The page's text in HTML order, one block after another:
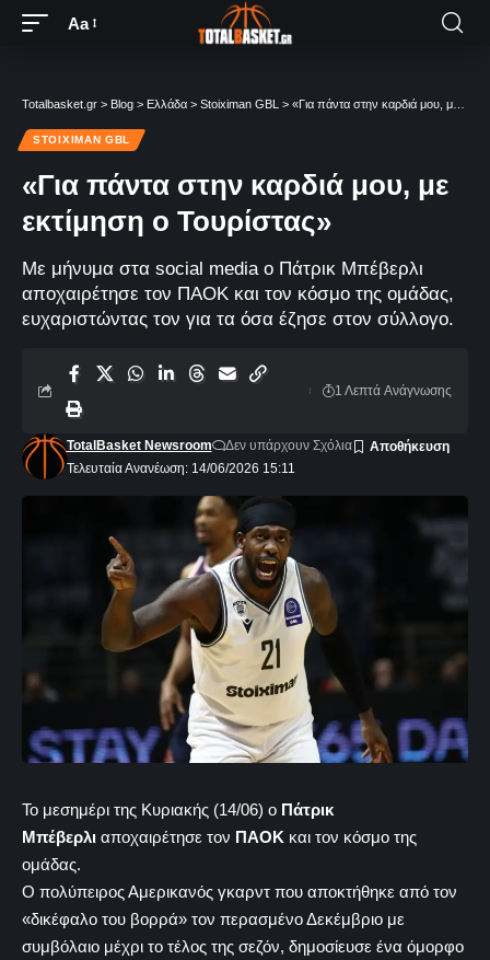
Aa
Totalbasket.gr > Blog > Ελλάδα > Stoiximan GBL > «Για πάντα στην καρδιά μου, με εκτίμηση ο Τουρίστας»
STOIXIMAN GBL
«Για πάντα στην καρδιά μου, με
εκτίμηση ο Τουρίστας»
Με μήνυμα στα social media ο Πάτρικ Μπέβερλι
αποχαιρέτησε τον ΠΑΟΚ και τον κόσμο της ομάδας,
ευχαριστώντας τον για τα όσα έζησε στον σύλλογο.
Τελευταία Ανανέωση: 14/06/2026 15:11
TotalBasket Newsroom Δεν υπάρχουν Σχόλια
1 Λεπτά Aνάγνωσης
Το μεσημέρι της Κυριακής (14/06) ο Πάτρικ
Μπέβερλι αποχαιρέτησε τον ΠΑΟΚ και τον κόσμο της
ομάδας.
Ο πολύπειρος Αμερικανός γκαρντ που αποκτήθηκε από τον
«δικέφαλο του βορρά» τον περασμένο Δεκέμβριο με
συμβόλαιο μέχρι το τέλος της σεζόν, δημοσίευσε ένα όμορφο